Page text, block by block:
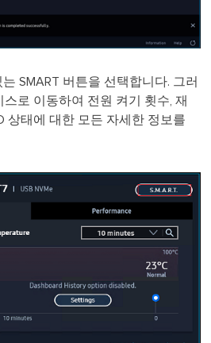
SMART 버튼을 선택합니다. 그러
스로 이동하여 전원 켜기 횟수, 재
상태에 대한 모든 자세한 정보를